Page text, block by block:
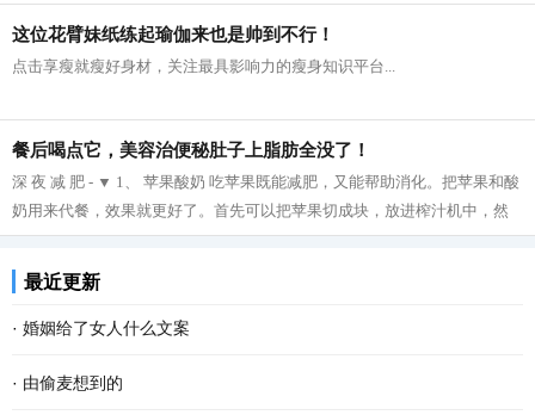
等什么，快点学起来吧！ 针织衫 风...
这位花臂妹纸练起瑜伽来也是帅到不行！
点击享瘦就瘦好身材，关注最具影响力的瘦身知识平台...
餐后喝点它，美容治便秘肚子上脂肪全没了！
深 夜 减 肥 - ▼ 1、 苹果酸奶 吃苹果既能减肥，又能帮助消化。把苹果和酸
奶用来代餐，效果就更好了。首先可以把苹果切成块，放进榨汁机中，然
后再把榨好的苹果汁与酸奶拌在一起...
最近更新
· 婚姻给了女人什么文案
· 由偷麦想到的